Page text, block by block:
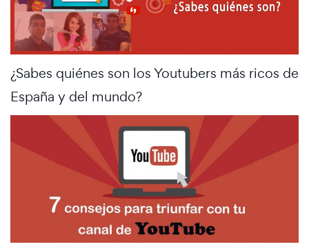
¿Sabes quiénes son los Youtubers más ricos de
España y del mundo?